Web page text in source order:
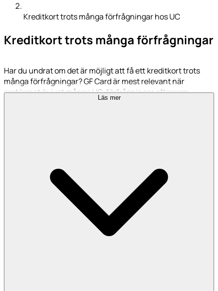
Kreditkort trots många förfrågningar hos UC
Kreditkort trots många förfrågningar
Har du undrat om det är möjligt att få ett kreditkort trots
många förfrågningar? GF Card är mest relevant när
problemet är just många UC-förfrågningar eftersom
ansökan marknadsförs utan UC. Vi går igenom hur
Läs mer